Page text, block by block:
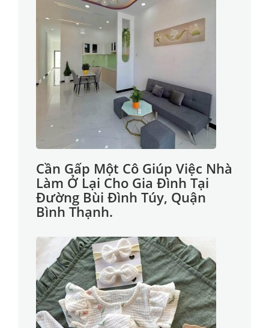
Cần Gấp Một Cô Giúp Việc Nhà
Làm Ở Lại Cho Gia Đình Tại
Đường Bùi Đình Túy, Quận
Bình Thạnh.